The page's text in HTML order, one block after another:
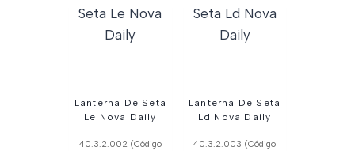
Lanterna De Seta
Le Nova Daily
40.3.2.002 (Código
Lanterna De Seta
Ld Nova Daily
40.3.2.003 (Código